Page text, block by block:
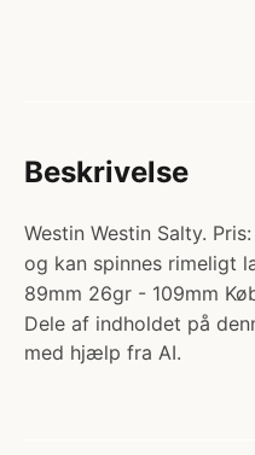
Beskrivelse
Westin Westin Salty.
og kan spinnes rimeligt
89mm 26gr - 109mm
Dele af indholdet på
med hjælp fra AI.